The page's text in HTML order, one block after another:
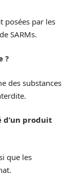
posées par les
SARMs.
?
des substances
produit
que les